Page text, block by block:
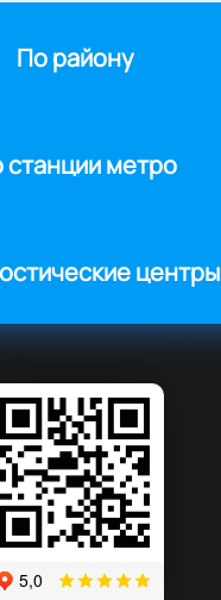
По району
станции метро
центры